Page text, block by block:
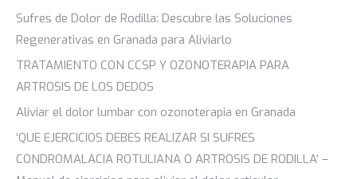
Sufres de Dolor de Rodilla: Descubre las Soluciones
Regenerativas en Granada para Aliviarlo
TRATAMIENTO CON CCSP Y OZONOTERAPIA PARA
ARTROSIS DE LOS DEDOS
Aliviar el dolor lumbar con ozonoterapia en Granada
‘QUE EJERCICIOS DEBES REALIZAR SI SUFRES
CONDROMALACIA ROTULIANA O ARTROSIS DE RODILLA’ –